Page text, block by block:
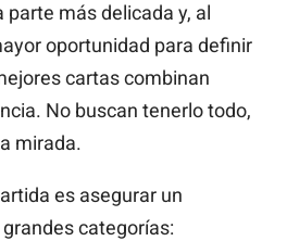
parte más delicada y, al
oportunidad para definir
cartas combinan
No buscan tenerlo todo,
mirada.
es asegurar un
categorías: